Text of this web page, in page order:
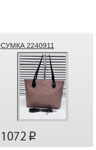
СУМКА 2240911
1072 p